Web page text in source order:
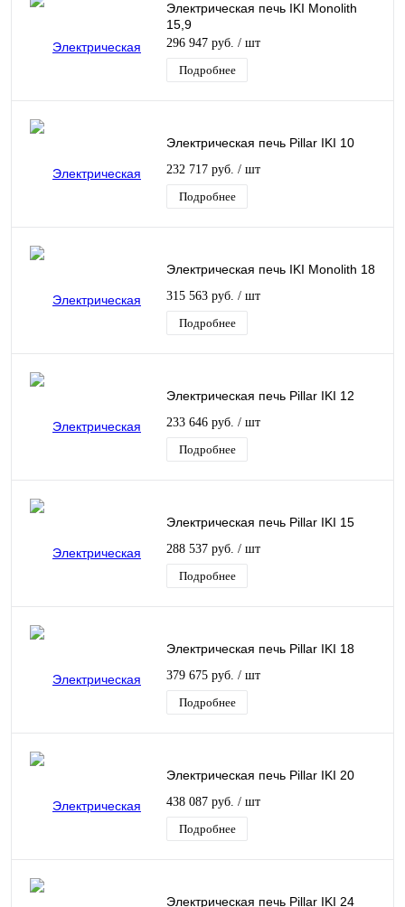
Электрическая печь IKI Monolith
15,9
296 947 руб. / шт
Подробнее
Электрическая печь Pillar IKI 10
232 717 руб. / шт
Подробнее
Электрическая печь IKI Monolith 18
315 563 руб. / шт
Подробнее
Электрическая печь Pillar IKI 12
233 646 руб. / шт
Подробнее
Электрическая печь Pillar IKI 15
288 537 руб. / шт
Подробнее
Электрическая печь Pillar IKI 18
379 675 руб. / шт
Подробнее
Электрическая печь Pillar IKI 20
438 087 руб. / шт
Подробнее
Электрическая печь Pillar IKI 24